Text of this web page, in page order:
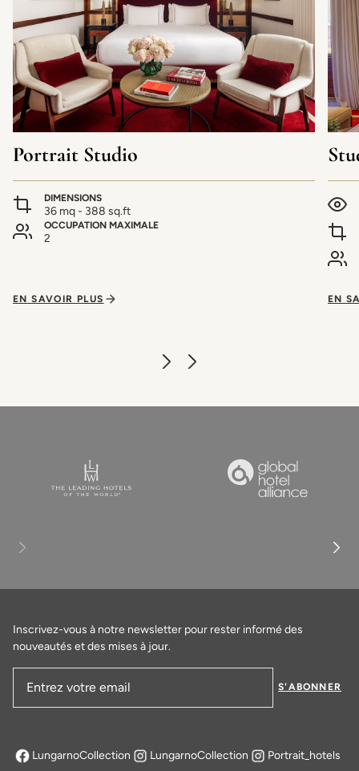
Portrait Studio
DIMENSIONS
36 mq - 388 sq.ft
OCCUPATION MAXIMALE
2
EN SAVOIR PLUS EN
Inscrivez-vous à notre newsletter pour rester informé des
nouveautés et des mises à jour.
S'ABONNER
LungarnoCollection
s'ouvre dans un nouvel onglet
LungarnoCollection Portrait_hotels